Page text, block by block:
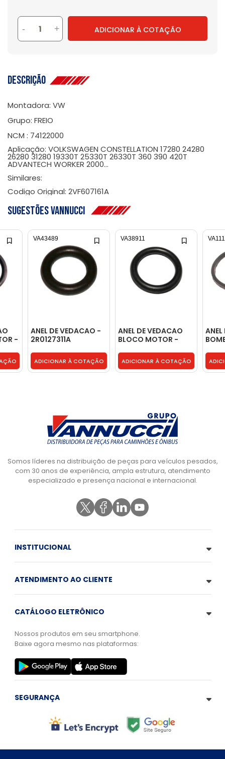
- + ADICIONAR À COTAÇÃO
Descrição
Montadora: VW
Grupo: FREIO
NCM : 74122000
Aplicação: VOLKSWAGEN CONSTELLATION 17280 24280
26280 31280 19330T 25330T 26330T 360 390 420T
ADVANTECH WORKER 2000...
Similares:
Codigo Original: 2VF607161A
Sugestões Vannucci
-
ANEL DE VEDACAO -
2R0127311A
ADICIONAR À COTAÇÃO
VA43489
ANEL DE VEDACAO
BLOCO MOTOR -
ADICIONAR À COTAÇÃO
VA38911
Somos líderes na distribuição de peças para veículos pesados,
com 30 anos de experiência, ampla estrutura, atendimento
especializado e presença nacional e internacional.
INSTITUCIONAL
ATENDIMENTO AO CLIENTE
CATÁLOGO ELETRÔNICO
Nossos produtos em seu smartphone.
Baixe agora mesmo nas plataformas:
SEGURANÇA